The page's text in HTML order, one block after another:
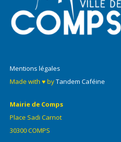
Mentions légales
Made with ♥ byTandem Caféine
Mairie de Comps
Place Sadi Carnot
30300 COMPS